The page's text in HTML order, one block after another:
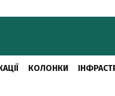
КОЛОНКИ